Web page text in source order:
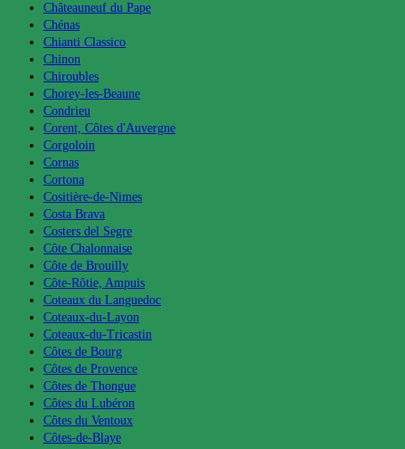
Châteauneuf du Pape
Chénas
Chianti Classico
Chinon
Chiroubles
Chorey-les-Beaune
Condrieu
Corent, Côtes d'Auvergne
Corgoloin
Cornas
Cortona
Cositière-de-Nimes
Costa Brava
Costers del Segre
Côte Chalonnaise
Côte de Brouilly
Côte-Rôtie, Ampuis
Coteaux du Languedoc
Coteaux-du-Layon
Coteaux-du-Tricastin
Côtes de Bourg
Côtes de Provence
Côtes de Thongue
Côtes du Lubéron
Côtes du Ventoux
Côtes-de-Blaye